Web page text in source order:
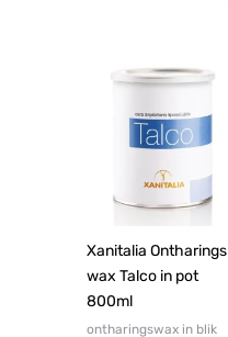
Xanitalia Ontharings
wax Talco in pot
800ml
ontharingswax in blik